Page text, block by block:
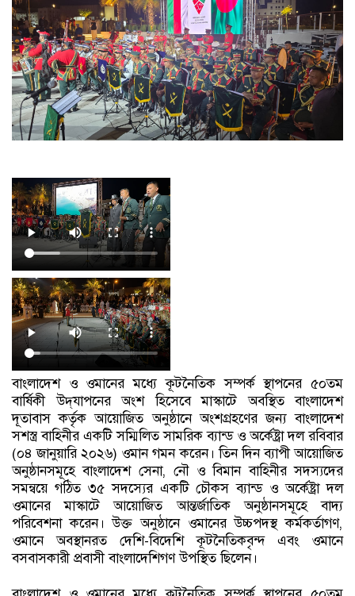
বাংলাদেশ ও ওমানের মধ্যে কূটনৈতিক সম্পর্ক স্থাপনের ৫০তম
বার্ষিকী উদ্‌যাপনের অংশ হিসেবে মাস্কাটে অবস্থিত বাংলাদেশ
দূতাবাস কর্তৃক আয়োজিত অনুষ্ঠানে অংশগ্রহণের জন্য বাংলাদেশ
সশস্ত্র বাহিনীর একটি সম্মিলিত সামরিক ব্যান্ড ও অর্কেষ্ট্রা দল রবিবার
(০৪ জানুয়ারি ২০২৬) ওমান গমন করেন। তিন দিন ব্যাপী আয়োজিত
অনুষ্ঠানসমূহে বাংলাদেশ সেনা, নৌ ও বিমান বাহিনীর সদস্যদের
সমন্বয়ে গঠিত ৩৫ সদস্যের একটি চৌকস ব্যান্ড ও অর্কেষ্ট্রা দল
ওমানের মাস্কাটে আয়োজিত আন্তর্জাতিক অনুষ্ঠানসমূহে বাদ্য
পরিবেশনা করেন। উক্ত অনুষ্ঠানে ওমানের উচ্চপদস্থ কর্মকর্তাগণ,
ওমানে অবস্থানরত দেশি-বিদেশি কূটনৈতিকবৃন্দ এবং ওমানে
বসবাসকারী প্রবাসী বাংলাদেশিগণ উপস্থিত ছিলেন।